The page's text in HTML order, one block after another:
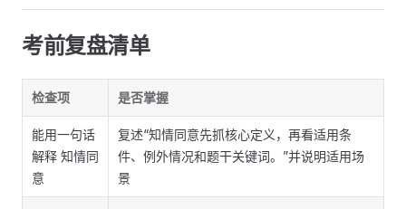
考前复盘清单
检查项 是否掌握
能用一句话
解释 知情同
意
复述“知情同意先抓核心定义，再看适用条
件、例外情况和题干关键词。”并说明适用场
景